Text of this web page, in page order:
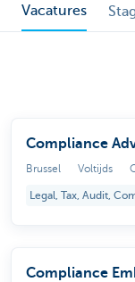
Vacatures
Compliance
Brussel Voltijds
Legal, Tax, Audit,
Compliance